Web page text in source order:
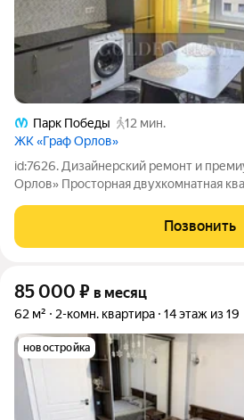
Парк Победы
12 мин.
ЖК «Граф Орлов»
id:7626. Дизайнерский ремонт и
Орлов» Просторная двухкомнатная
только натуральные материалы:
подоконники. Встроенные
Позвонить
85 000 ₽ в месяц
62 м² 2-комн. квартира 14 этаж из 19
новостройка